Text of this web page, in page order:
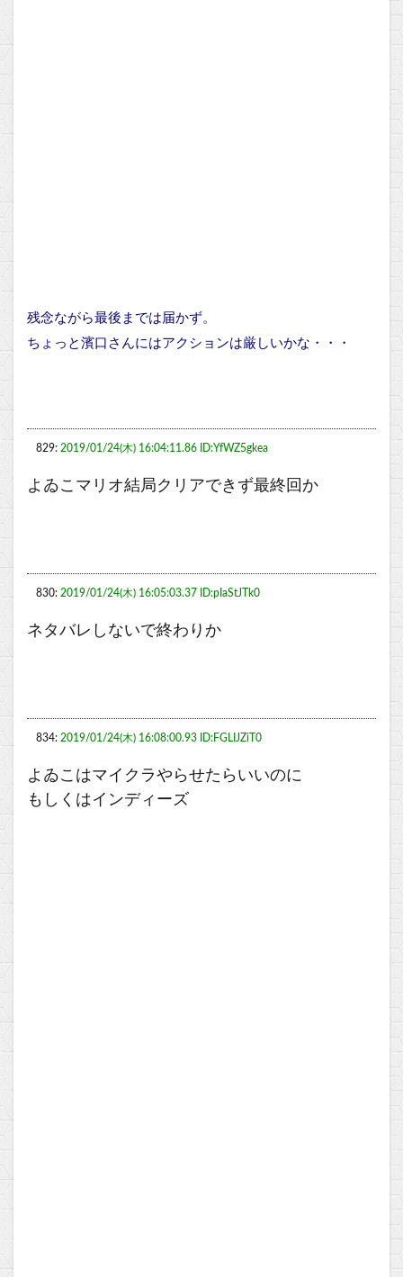
残念ながら最後までは届かず。
ちょっと濱口さんにはアクションは厳しいかな・・・
829: 2019/01/24(木) 16:04:11.86 ID:YfWZ5gkea
よゐこマリオ結局クリアできず最終回か
830: 2019/01/24(木) 16:05:03.37 ID:pIaStJTk0
ネタバレしないで終わりか
834: 2019/01/24(木) 16:08:00.93 ID:FGLIJZiT0
よゐこはマイクラやらせたらいいのに
もしくはインディーズ